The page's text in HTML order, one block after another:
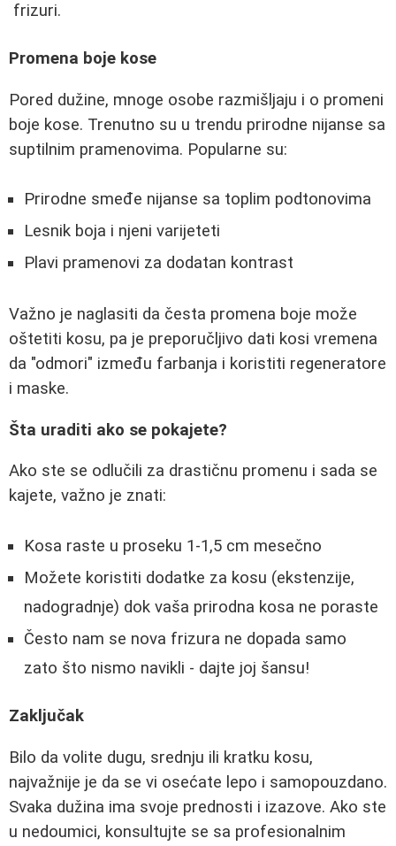
frizuri.
Promena boje kose
Pored dužine, mnoge osobe razmišljaju i o promeni
boje kose. Trenutno su u trendu prirodne nijanse sa
suptilnim pramenovima. Popularne su:
Prirodne smeđe nijanse sa toplim podtonovima
Lesnik boja i njeni varijeteti
Plavi pramenovi za dodatan kontrast
Važno je naglasiti da česta promena boje može
oštetiti kosu, pa je preporučljivo dati kosi vremena
da "odmori" između farbanja i koristiti regeneratore
i maske.
Šta uraditi ako se pokajete?
Ako ste se odlučili za drastičnu promenu i sada se
kajete, važno je znati:
Kosa raste u proseku 1-1,5 cm mesečno
Možete koristiti dodatke za kosu (ekstenzije,
nadogradnje) dok vaša prirodna kosa ne poraste
Često nam se nova frizura ne dopada samo
zato što nismo navikli - dajte joj šansu!
Zaključak
Bilo da volite dugu, srednju ili kratku kosu,
najvažnije je da se vi osećate lepo i samopouzdano.
Svaka dužina ima svoje prednosti i izazove. Ako ste
u nedoumici, konsultujte se sa profesionalnim